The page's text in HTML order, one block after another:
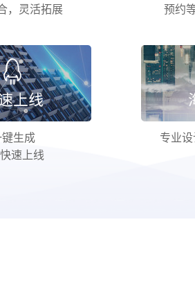
，灵活拓展
预约
生成
速上线
专业